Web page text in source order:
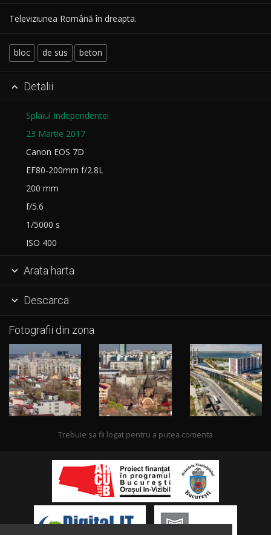
Televiziunea Română în dreapta.
bloc de sus beton
 Detalii
Splaiul Independentei
23 Martie 2017
Canon EOS 7D
EF80-200mm f/2.8L
200 mm
f/5.6
1/5000 s
ISO 400
 Arata harta
 Descarca
Fotografii din zona
Trebuie sa fii logat pentru a putea comenta